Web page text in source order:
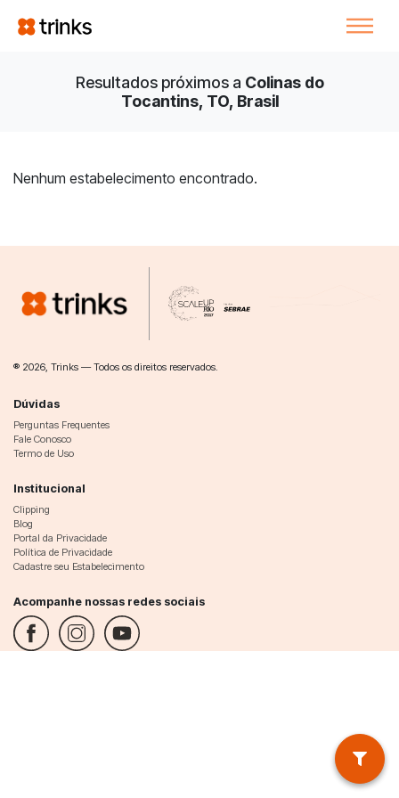
Resultados próximos a Colinas do
Tocantins, TO, Brasil
Nenhum estabelecimento encontrado.
® 2026, Trinks — Todos os direitos reservados.
Dúvidas
Perguntas Frequentes
Fale Conosco
Termo de Uso
Institucional
Clipping
Blog
Portal da Privacidade
Política de Privacidade
Cadastre seu Estabelecimento
Acompanhe nossas redes sociais